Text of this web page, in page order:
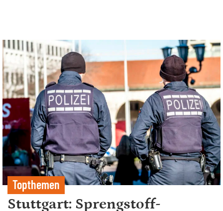
Topthemen
Stuttgart: Sprengstoff-